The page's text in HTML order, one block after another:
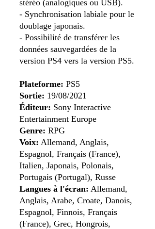
stéréo (analogiques ou USB).
- Synchronisation labiale pour le
doublage japonais.
- Possibilité de transférer les
données sauvegardées de la
version PS4 vers la version PS5.
Plateforme: PS5
Sortie: 19/08/2021
Éditeur: Sony Interactive
Entertainment Europe
Genre: RPG
Voix: Allemand, Anglais,
Espagnol, Français (France),
Italien, Japonais, Polonais,
Portugais (Portugal), Russe
Langues à l'écran: Allemand,
Anglais, Arabe, Croate, Danois,
Espagnol, Finnois, Français
(France), Grec, Hongrois,